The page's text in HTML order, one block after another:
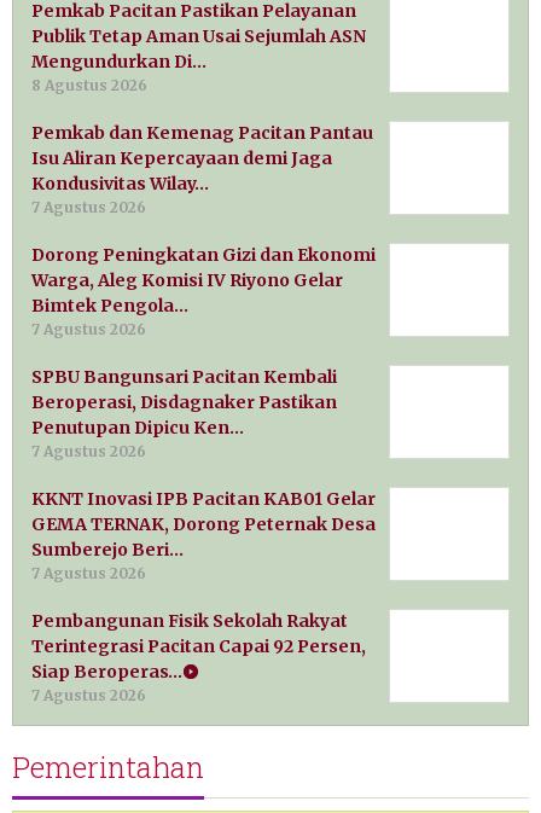
Pemkab Pacitan Pastikan Pelayanan
Publik Tetap Aman Usai Sejumlah ASN
Mengundurkan Di…
8 Agustus 2026
Pemkab dan Kemenag Pacitan Pantau
Isu Aliran Kepercayaan demi Jaga
Kondusivitas Wilay…
7 Agustus 2026
Dorong Peningkatan Gizi dan Ekonomi
Warga, Aleg Komisi IV Riyono Gelar
Bimtek Pengola…
7 Agustus 2026
SPBU Bangunsari Pacitan Kembali
Beroperasi, Disdagnaker Pastikan
Penutupan Dipicu Ken…
7 Agustus 2026
KKNT Inovasi IPB Pacitan KAB01 Gelar
GEMA TERNAK, Dorong Peternak Desa
Sumberejo Beri…
7 Agustus 2026
Pembangunan Fisik Sekolah Rakyat
Terintegrasi Pacitan Capai 92 Persen,
Siap Beroperas…
7 Agustus 2026
Pemerintahan